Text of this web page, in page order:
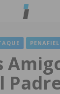
PENAFIEL